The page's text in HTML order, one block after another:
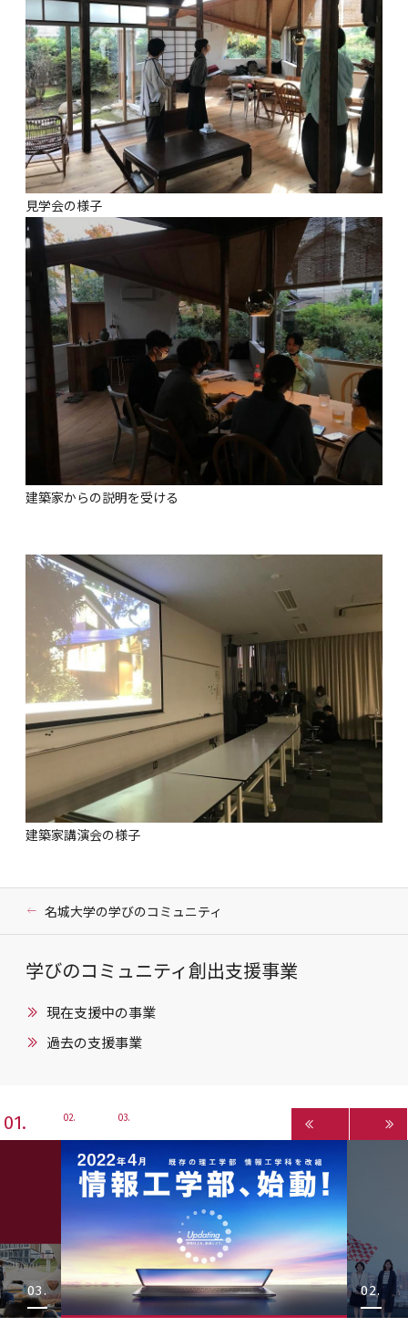
見学会の様子
建築家からの説明を受ける
建築家講演会の様子
名城大学の学びのコミュニティ
学びのコミュニティ創出支援事業
現在支援中の事業
過去の支援事業
1 2 3